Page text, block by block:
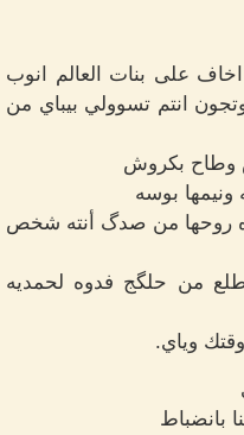
على بنات العالم انوب
انتم تسوولي بيباي من
وطاح بكروش
ونيمها بوسه
روحها من صدگ أنته شخص
من حلگج فدوه لحمديه
وياي.
بانضباط